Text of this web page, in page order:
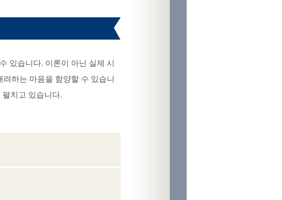
있습니다. 이론이 아닌 실제 시
하는 마음을 함양할 수 있습니
치고 있습니다.